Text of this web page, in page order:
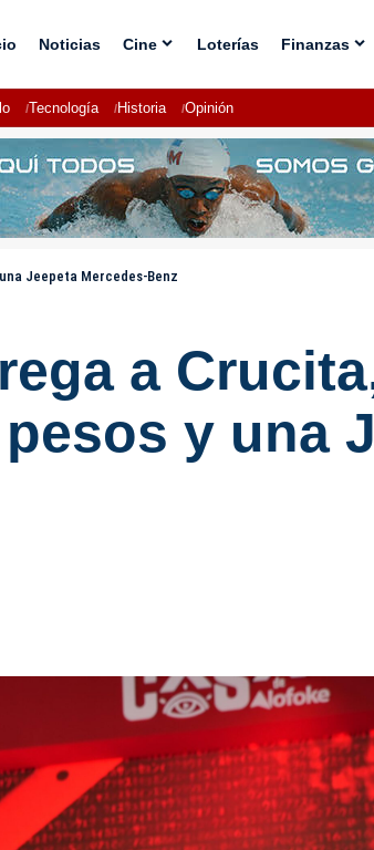
Noticias Cine Loterías Finanzas
Tecnología Historia Opinión
Jeepeta Mercedes-Benz
a
y una